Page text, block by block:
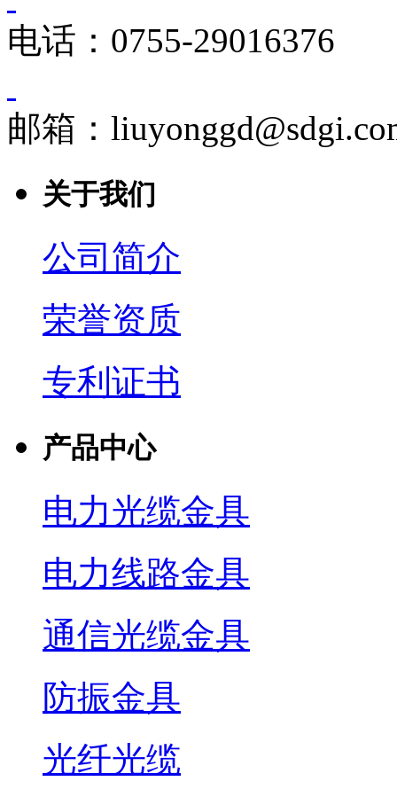
电话：0755-29016376
邮箱：
关于我们
公司简介
荣誉资质
专利证书
产品中心
电力光缆金具
电力线路金具
通信光缆金具
防振金具
光纤光缆